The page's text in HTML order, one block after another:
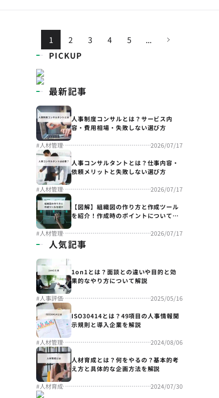
1 2 3 4 5
...
PICKUP
最新記事
人事制度コンサルとは？サービス内
容・費用相場・失敗しない選び方
#人材管理 2026/07/17
人事コンサルタントとは？仕事内容・
依頼メリットと失敗しない選び方
#人材管理 2026/07/17
【図解】組織図の作り方と作成ツール
を紹介！作成時のポイントについても
#人材管理 2026/07/17
人気記事
1on1とは？面談との違いや目的と効
果的なやり方について解説
#人事評価 2025/05/16
ISO30414とは？49項目の人事情報開
示規則と導入企業を解説
#人材管理 2024/08/06
人材育成とは？何をやるの？基本的考
え方と具体的な企画方法を解説
#人材育成 2024/07/30